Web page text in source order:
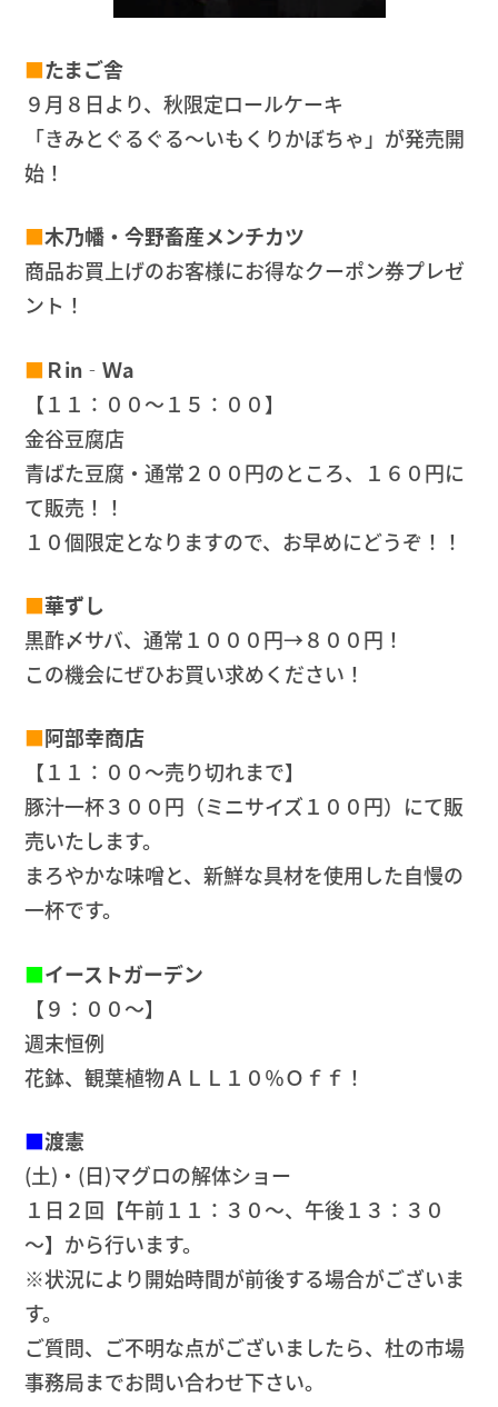
■たまご舎
９月８日より、秋限定ロールケーキ
「きみとぐるぐる～いもくりかぼちゃ」が発売開
始！
■木乃幡・今野畜産メンチカツ
商品お買上げのお客様にお得なクーポン券プレゼ
ント！
■Ｒin‐Ｗa
【１１：００～１５：００】
金谷豆腐店
青ばた豆腐・通常２００円のところ、１６０円に
て販売！！
１０個限定となりますので、お早めにどうぞ！！
■華ずし
黒酢〆サバ、通常１０００円→８００円！
この機会にぜひお買い求めください！
■阿部幸商店
【１１：００～売り切れまで】
豚汁一杯３００円（ミニサイズ１００円）にて販
売いたします。
まろやかな味噌と、新鮮な具材を使用した自慢の
一杯です。
■イーストガーデン
【９：００～】
週末恒例
花鉢、観葉植物ＡＬＬ１０％Ｏｆｆ！
■渡憲
(土)・(日)マグロの解体ショー
１日２回【午前１１：３０～、午後１３：３０
～】から行います。
※状況により開始時間が前後する場合がございま
す。
ご質問、ご不明な点がございましたら、杜の市場
事務局までお問い合わせ下さい。